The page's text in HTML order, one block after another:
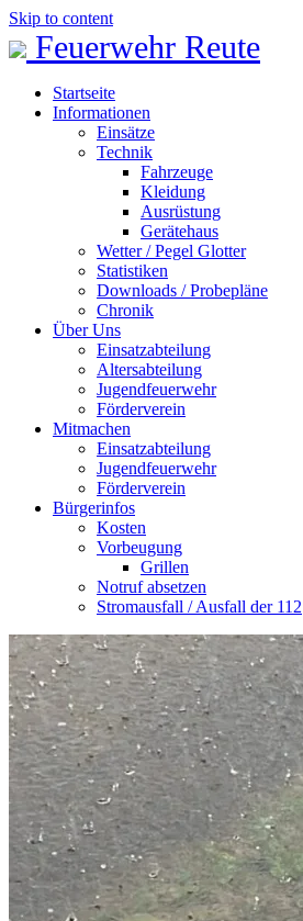
Skip to content
Feuerwehr Reute
Startseite
Informationen
Einsätze
Technik
Fahrzeuge
Kleidung
Ausrüstung
Gerätehaus
Wetter / Pegel Glotter
Statistiken
Downloads / Probepläne
Chronik
Über Uns
Einsatzabteilung
Altersabteilung
Jugendfeuerwehr
Förderverein
Mitmachen
Einsatzabteilung
Jugendfeuerwehr
Förderverein
Bürgerinfos
Kosten
Vorbeugung
Grillen
Notruf absetzen
Stromausfall / Ausfall der 112